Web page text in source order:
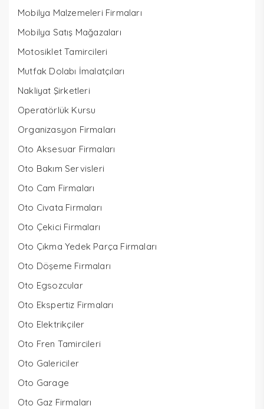
Mobilya Malzemeleri Firmaları
Mobilya Satış Mağazaları
Motosiklet Tamircileri
Mutfak Dolabı İmalatçıları
Nakliyat Şirketleri
Operatörlük Kursu
Organizasyon Firmaları
Oto Aksesuar Firmaları
Oto Bakım Servisleri
Oto Cam Firmaları
Oto Civata Firmaları
Oto Çekici Firmaları
Oto Çıkma Yedek Parça Firmaları
Oto Döşeme Firmaları
Oto Egsozcular
Oto Ekspertiz Firmaları
Oto Elektrikçiler
Oto Fren Tamircileri
Oto Galericiler
Oto Garage
Oto Gaz Firmaları